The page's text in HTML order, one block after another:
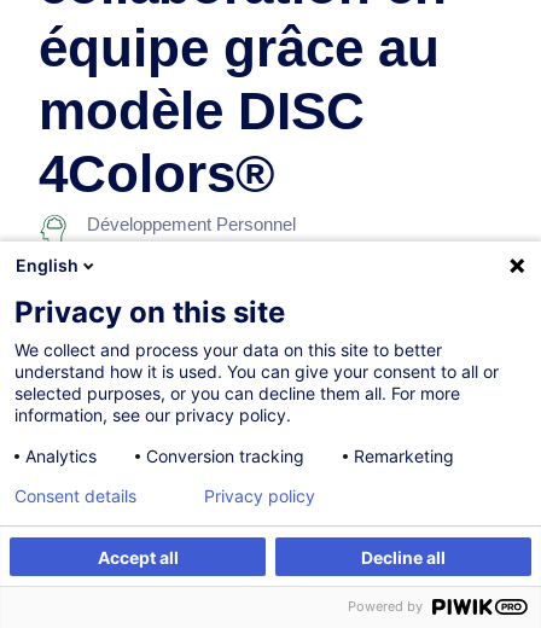
Formation sur mesure
équipe grâce au
modèle DISC
4Colors®
Développement Personnel
Sur demande
14h
Formation présentielle
Cours du jour
French / Français
English
Privacy on this site
We collect and process your data on this site to better
understand how it is used. You can give your consent to all or
selected purposes, or you can decline them all. For more
information, see our privacy policy.
Analytics
Conversion tracking Remarketing
Accept all Decline all
Consent details Privacy policy
Powered by